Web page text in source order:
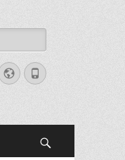
WebsitePhone